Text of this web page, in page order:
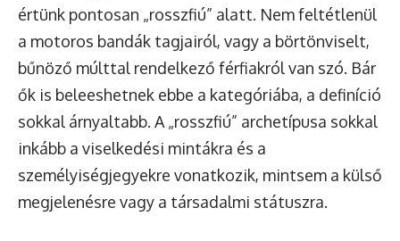
értünk pontosan „rosszfiú” alatt. Nem feltétlenül
a motoros bandák tagjairól, vagy a börtönviselt,
bűnöző múlttal rendelkező férfiakról van szó. Bár
ők is beleeshetnek ebbe a kategóriába, a definíció
sokkal árnyaltabb. A „rosszfiú” archetípusa sokkal
inkább a viselkedési mintákra és a
személyiségjegyekre vonatkozik, mintsem a külső
megjelenésre vagy a társadalmi státuszra.